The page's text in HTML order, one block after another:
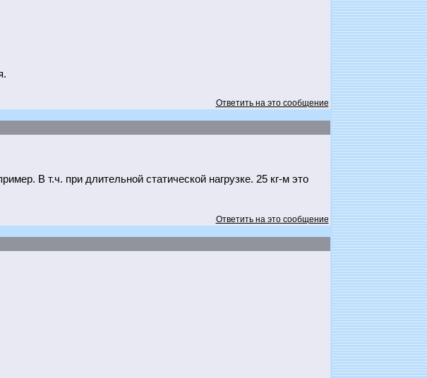
Ответить на это сообщение
В т.ч. при длительной статической нагрузке. 25 кг-м это
Ответить на это сообщение